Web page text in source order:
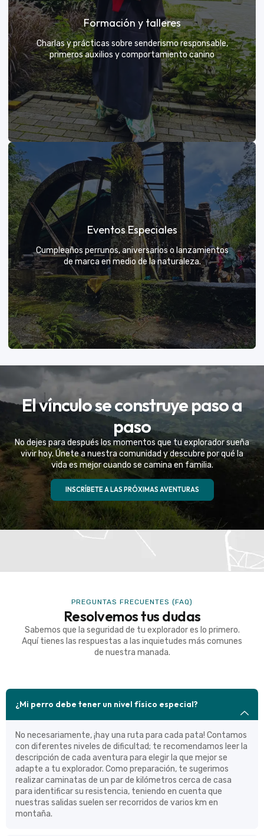
Tú eliges el parche y nosotros nos encargamos de
una aventura exclusiva
Formación y talleres
Charlas y prácticas sobre senderismo responsable,
primeros auxilios y comportamiento canino
Formación y talleres
Aprende de expertos a ser el mejor guía para tu
propio explorador
VER MÁS
Eventos Especiales
Cumpleaños perrunos, aniversarios o lanzamientos
de marca en medio de la naturaleza.
Eventos Especiales
Celebramos la vida de tu mejor amigo con una
experiencia fuera de serie
VER MÁS
El vínculo se construye paso a
paso
No dejes para después los momentos que tu explorador sueña
vivir hoy. Únete a nuestra comunidad y descubre por qué la
vida es mejor cuando se camina en familia.
INSCRÍBETE A LAS PRÓXIMAS AVENTURAS
PREGUNTAS FRECUENTES (FAQ)
Resolvemos tus dudas
Sabemos que la seguridad de tu explorador es lo primero.
Aquí tienes las respuestas a las inquietudes más comunes
de nuestra manada.
¿Mi perro debe tener un nivel físico especial?
No necesariamente, ¡hay una ruta para cada pata! Contamos
con diferentes niveles de dificultad; te recomendamos leer la
descripción de cada aventura para elegir la que mejor se
adapte a tu explorador. Como preparación, te sugerimos
realizar caminatas de un par de kilómetros cerca de casa
para identificar su resistencia, teniendo en cuenta que
nuestras salidas suelen ser recorridos de varios km en
montaña.